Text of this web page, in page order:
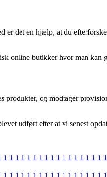
det en hjælp, at du
online butikker hvor man kan
og modtager
udført efter at vi senest
1 1 1 1 1 1 1 1 1 1 1 1 1 1 1 1 1 1
1 1 1 1 1 1 1 1 1 1 1 1 1 1 1 1 1 1